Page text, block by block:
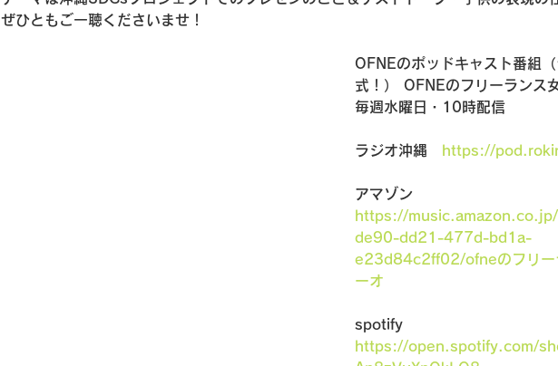
ぜひともご一聴くださいませ！
OFNEのポッドキャスト番組
式！） OFNEのフリーランス
毎週水曜日・10時配信
ラジオ沖縄 https://
アマゾン
https://
de90-dd21-477d-bd1a-
e23d84c2ff02/ofneのフリー
ーオ
spotify
https://open.spotify.com/